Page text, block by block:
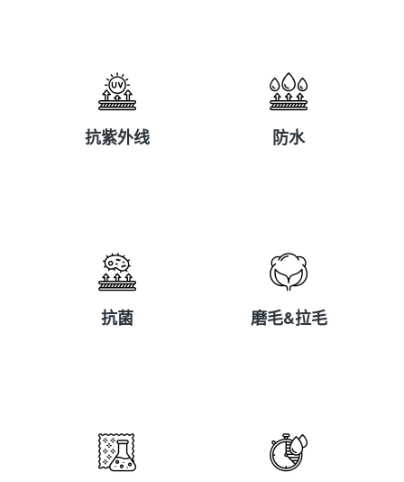
抗紫外线
抗紫外线
防水
防水
抗菌
抗菌
磨毛&拉毛
磨毛&拉毛
抗氯 高色牢度